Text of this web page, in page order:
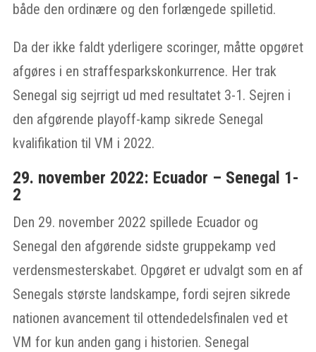
både den ordinære og den forlængede spilletid.
Da der ikke faldt yderligere scoringer, måtte opgøret
afgøres i en straffesparkskonkurrence. Her trak
Senegal sig sejrrigt ud med resultatet 3-1. Sejren i
den afgørende playoff-kamp sikrede Senegal
kvalifikation til VM i 2022.
29. november 2022: Ecuador – Senegal 1-
2
Den 29. november 2022 spillede Ecuador og
Senegal den afgørende sidste gruppekamp ved
verdensmesterskabet. Opgøret er udvalgt som en af
Senegals største landskampe, fordi sejren sikrede
nationen avancement til ottendedelsfinalen ved et
VM for kun anden gang i historien. Senegal